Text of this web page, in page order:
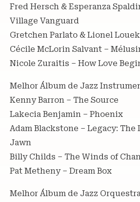
Fred Hersch & Esperanza
Village Vanguard
Gretchen Parlato & Lionel
Cécile McLorin Salvant –
Nicole Zuraitis – How Love
Melhor Álbum de Jazz
Kenny Barron – The Source
Lakecia Benjamin – Phoenix
Adam Blackstone – Legacy:
Jawn
Billy Childs – The Winds of
Pat Metheny – Dream Box
Melhor Álbum de Jazz